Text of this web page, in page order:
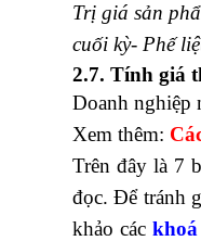
Trị giá sản
cuối kỳ- Phế
2.7. Tính giá
Doanh nghiệp
Xem thêm:
Trên đây là 7
đọc. Để tránh
khảo các